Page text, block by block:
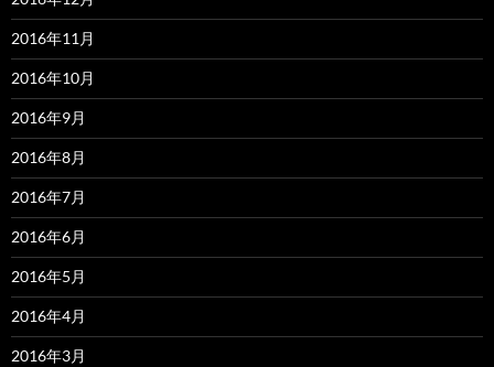
2016年11月
2016年10月
2016年9月
2016年8月
2016年7月
2016年6月
2016年5月
2016年4月
2016年3月